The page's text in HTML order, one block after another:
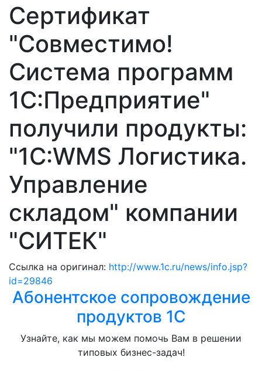
Сертификат
"Совместимо!
Система программ
1С:Предприятие"
получили продукты:
"1С:WMS Логистика.
Управление
складом" компании
"СИТЕК"
Ссылка на оригинал: http://www.1c.ru/news/info.jsp?
id=29846
Абонентское сопровождение
продуктов 1C
Узнайте, как мы можем помочь Вам в решении
типовых бизнес-задач!